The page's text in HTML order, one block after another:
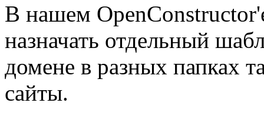
В нашем
назначать отдельный
домене в разных папках
сайты.